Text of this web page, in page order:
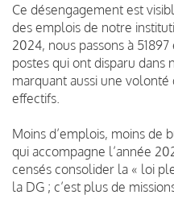
Ce désengagement est
des emplois de notre
2024, nous passons à 51897
postes qui ont disparu dans
marquant aussi une
effectifs.
Moins d’emplois, moins de
qui accompagne l’année
censés consolider la « loi
la DG ; c’est plus de